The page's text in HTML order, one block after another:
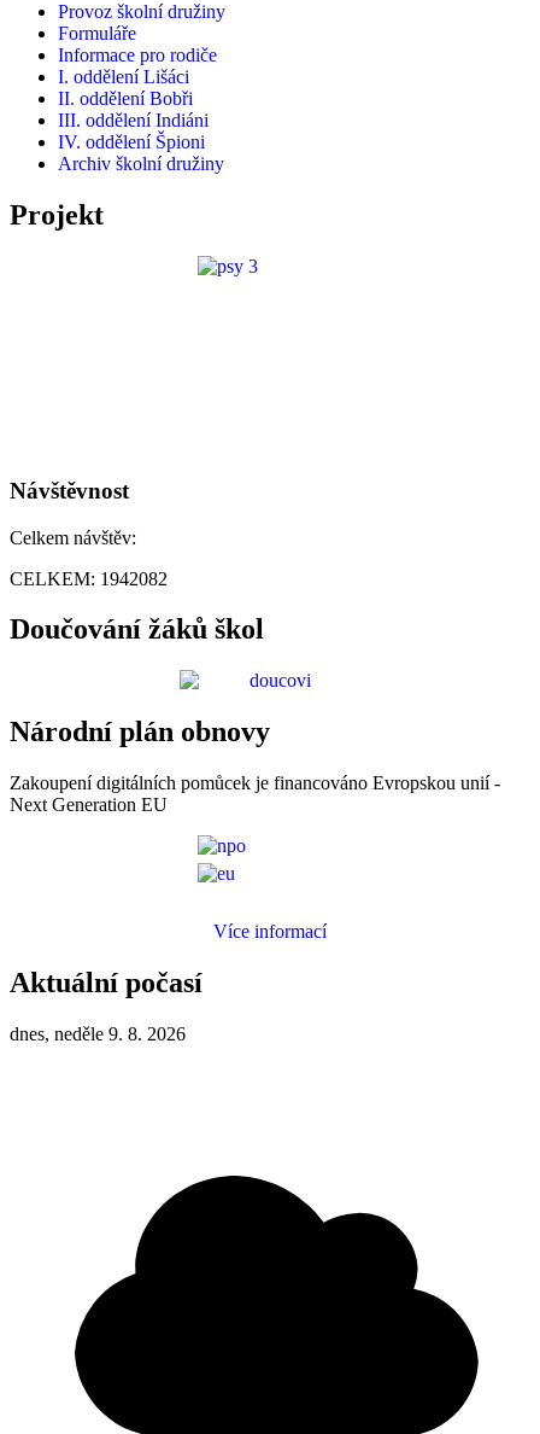
Provoz školní družiny
Formuláře
Informace pro rodiče
I. oddělení Lišáci
II. oddělení Bobři
III. oddělení Indiáni
IV. oddělení Špioni
Archiv školní družiny
Projekt
Návštěvnost
Celkem návštěv:
CELKEM: 1942082
Doučování žáků škol
Národní plán obnovy
Zakoupení digitálních pomůcek je financováno Evropskou unií -
Next Generation EU
Více informací
Aktuální počasí
dnes, neděle 9. 8. 2026